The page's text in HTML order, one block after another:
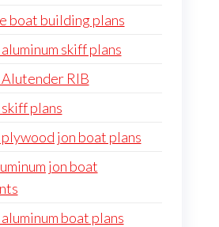
boat building plans
skiff plans
RIB
plans
jon boat plans
jon boat
boat plans